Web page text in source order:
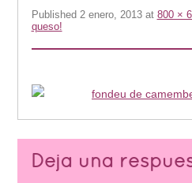
Published 2 enero, 2013at 800 ×
queso!
Deja una